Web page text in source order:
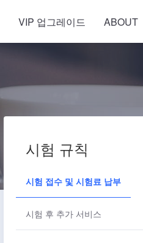
VIP 업그레이드 ABOUT
시험 규칙
시험 접수 및 시험료 납부
시험 후 추가 서비스